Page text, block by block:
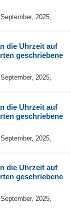
2025,
die Uhrzeit auf
geschriebene
2025,
die Uhrzeit auf
geschriebene
2025,
die Uhrzeit auf
geschriebene
2025,